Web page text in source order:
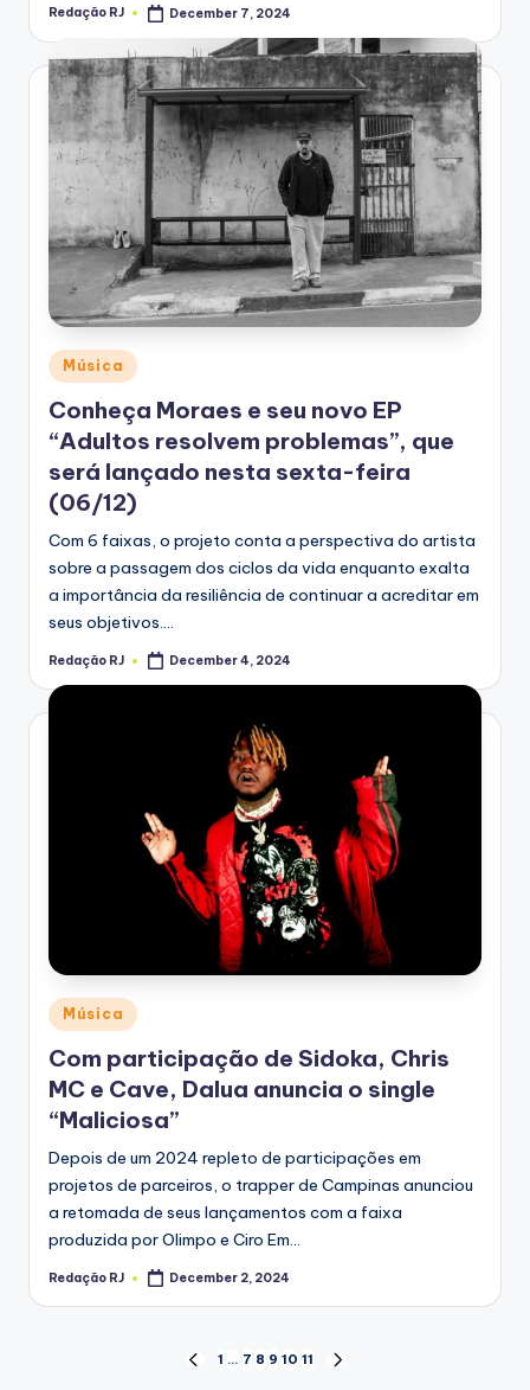
Posted
Redação RJ December 7, 2024
Posted
in
Música
Conheça Moraes e seu novo EP
“Adultos resolvem problemas”, que
será lançado nesta sexta-feira
(06/12)
Com 6 faixas, o projeto conta a perspectiva do artista
sobre a passagem dos ciclos da vida enquanto exalta
a importância da resiliência de continuar a acreditar em
seus objetivos.…
Posted
Redação RJ December 4, 2024
Posted
in
Música
Com participação de Sidoka, Chris
MC e Cave, Dalua anuncia o single
“Maliciosa”
Depois de um 2024 repleto de participações em
projetos de parceiros, o trapper de Campinas anunciou
a retomada de seus lançamentos com a faixa
produzida por Olimpo e Ciro Em…
Posted
Redação RJ December 2, 2024
PREVIOUS
1 … 7 8 9 10 11